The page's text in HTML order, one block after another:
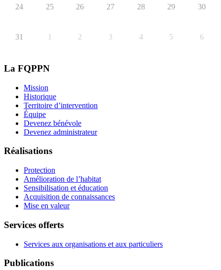
24 25 26 27 28 29 30
31 1 2 3 4 5 6
La FQPPN
Mission
Historique
Territoire d’intervention
Équipe
Devenez bénévole
Devenez administrateur
Réalisations
Protection
Amélioration de l’habitat
Sensibilisation et éducation
Acquisition de connaissances
Mise en valeur
Services offerts
Services aux organisations et aux particuliers
Publications